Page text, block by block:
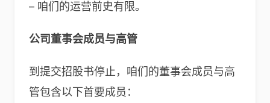
– 咱们的运营前史有限。
公司董事会成员与高管
到提交招股书停止，咱们的董事会成员与高
管包含以下首要成员：